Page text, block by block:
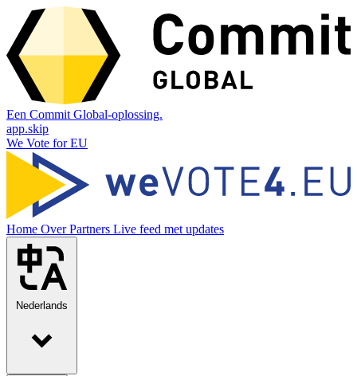
Een Commit Global-oplossing.
app.skip
We Vote for EU
Home OverPartners Live feed met updates
Nederlands